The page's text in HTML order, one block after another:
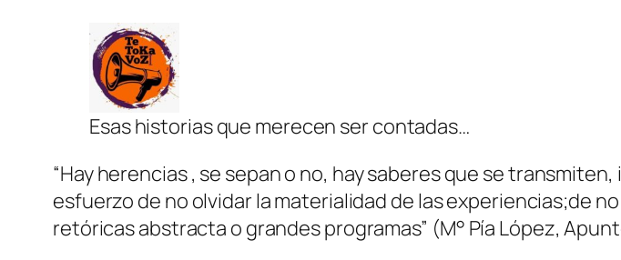
Esas historias que merecen ser contadas…
“Hay herencias , se sepan o no, hay saberes que se
esfuerzo de no olvidar la materialidad de las experiencias;de
retóricas abstracta o grandes programas” (M° Pía López,